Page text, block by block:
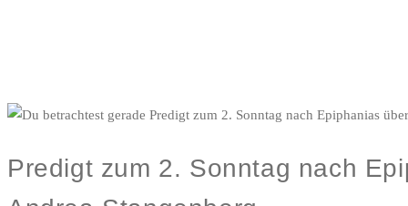
Predigt zum 2. Sonntag nach